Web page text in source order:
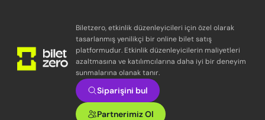
Biletzero, etkinlik düzenleyicileri için özel olarak
tasarlanmış yenilikçi bir online bilet satış
platformudur. Etkinlik düzenleyicilerin maliyetleri
azaltmasına ve katılımcılarına daha iyi bir deneyim
sunmalarına olanak tanır.
Siparişini bul
Partnerimiz Ol